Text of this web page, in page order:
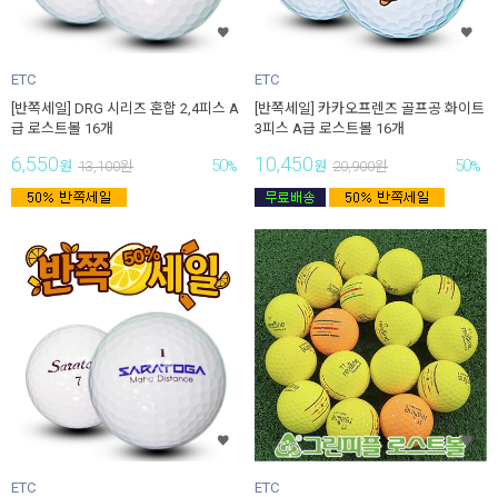
ETC
[반쪽세일] DRG 시리즈 혼합 2,4피스 A
급 로스트볼 16개
6,550원 13,100원 50%
ETC
[반쪽세일] 카카오프렌즈 골프공 화이트
3피스 A급 로스트볼 16개
10,450원 20,900원 50%
ETC
ETC